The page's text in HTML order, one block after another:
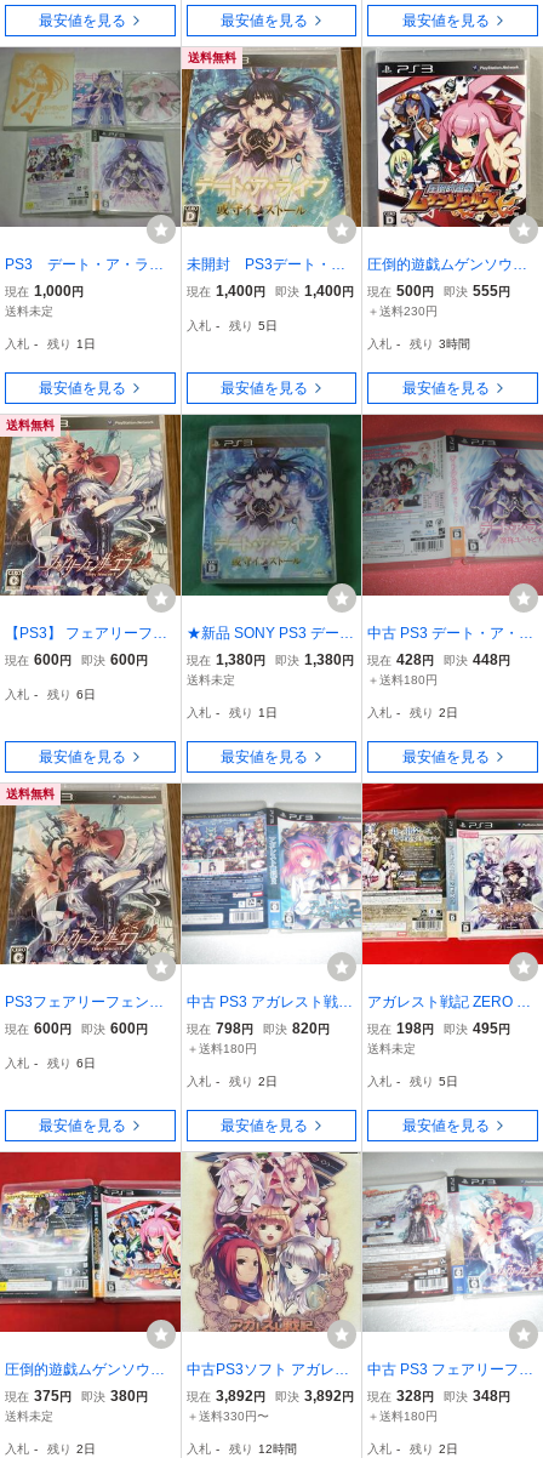
最安値を見る 最安値を見る 最安値を見る
PS3 デート・ア・ライ
ブ 凜祢ユートピア（限
定版） (ケース・解説
現在 1,000円
送料未定
入札 - 残り 1日
最安値を見る
送料無料
未開封 PS3デート・
ア・ライブ 或守インスト
現在 1,400円 即決 1,400円
入札 - 残り 5日
最安値を見る
圧倒的遊戯ムゲンソウル
ズ コンパイルハート P
S3ソフト SONY プレイ
現在 500円 即決 555円
＋送料230円
入札 - 残り 3時間
最安値を見る
送料無料
【PS3】 フェアリーフェ
ンサー エフ （fairy fencer
現在 600円 即決 600円
入札 - 残り 6日
最安値を見る
★新品 SONY PS3 デー
ト・ア・ライブ 或守イン
ストール DATE A LIVE
現在 1,380円 即決 1,380円
送料未定
入札 - 残り 1日
最安値を見る
中古 PS3 デート・ア・ラ
イブ 凛祢ユートピア 動作
保証 同梱可
現在 428円 即決 448円
＋送料180円
入札 - 残り 2日
最安値を見る
送料無料
PS3フェアリーフェンサ
ー エフ
現在 600円 即決 600円
入札 - 残り 6日
最安値を見る
中古 PS3 アガレスト戦記
2 動作保証 同梱可
現在 798円 即決 820円
＋送料180円
入札 - 残り 2日
最安値を見る
アガレスト戦記 ZERO 最
安販売！商品説明必読！
現在 198円 即決 495円
送料未定
入札 - 残り 5日
最安値を見る
圧倒的遊戯ムゲンソウル
ズ 即購入！ 多数出品
中！！
現在 375円 即決 380円
送料未定
入札 - 残り 2日
中古PS3ソフト アガレス
ト戦記ZERO[限定版]
現在 3,892円 即決 3,892円
＋送料330円〜
入札 - 残り 12時間
中古 PS3 フェアリーフェ
ンサー エフ 動作保証 同
梱可
現在 328円 即決 348円
＋送料180円
入札 - 残り 2日